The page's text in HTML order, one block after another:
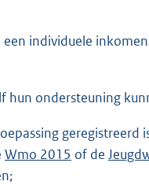
individuele
hun ondersteuning
geregistreerd
Wmo 2015 of de